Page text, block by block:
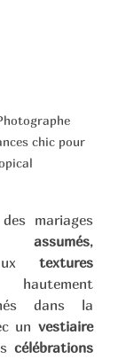
chic pour
textures
un vestiaire
célébrations